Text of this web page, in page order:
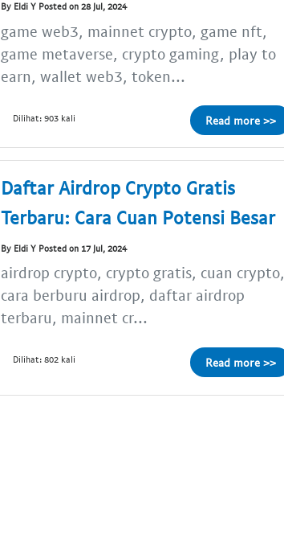
By Eldi Y Posted on 28 Jul, 2024
game web3, mainnet crypto, game nft,
game metaverse, crypto gaming, play to
earn, wallet web3, token...
Dilihat: 903 kali Read more >>
Daftar Airdrop Crypto Gratis
Terbaru: Cara Cuan Potensi Besar
By Eldi Y Posted on 17 Jul, 2024
airdrop crypto, crypto gratis, cuan crypto,
cara berburu airdrop, daftar airdrop
terbaru, mainnet cr...
Dilihat: 802 kali Read more >>